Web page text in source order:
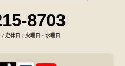
8703
定休日：火曜日・水曜日